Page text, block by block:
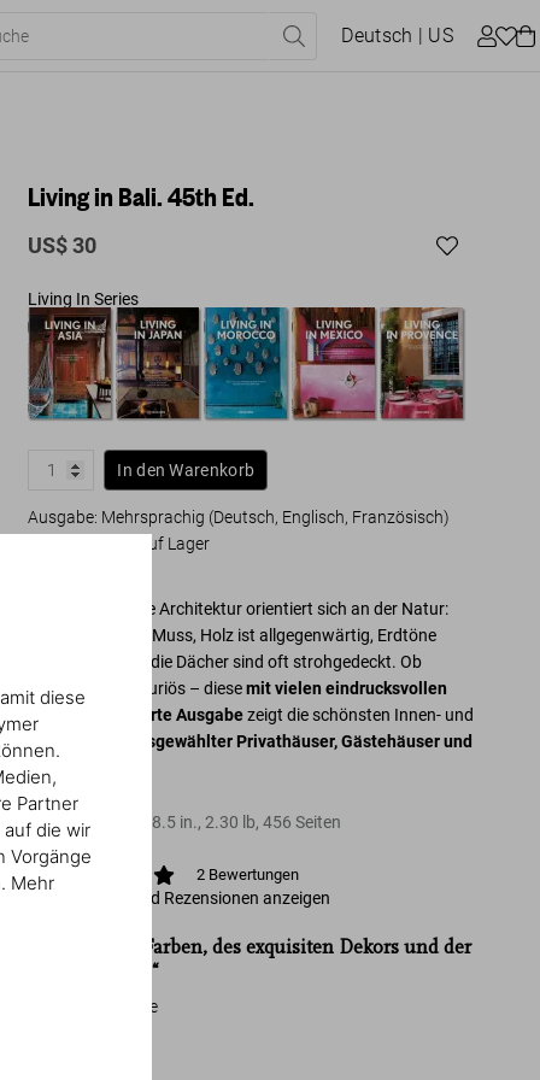
diese
Partner
die wir
Vorgänge
Mehr
Deutsch | US
Living in Bali. 45th Ed.
US$ 30
Living In Series
In den Warenkorb
Ausgabe: Mehrsprachig (Deutsch, Englisch, Französisch)
Auf Lager
Balis traditionelle Architektur orientiert sich an der Natur:
Wände sind kein Muss, Holz ist allgegenwärtig, Erdtöne
dominieren, und die Dächer sind oft strohgedeckt. Ob
schlicht oder luxuriös – diesemit vielen eindrucksvollen
Fotos aktualisierte Ausgabezeigt die schönsten Innen- und
ausgewählter Privathäuser, Gästehäuser und
Hotels
Hardcover 8.5 in.,2.30 lb,456 Seiten
2 Bewertungen
Bewertungen und Rezensionen anzeigen
„Ein Fest der Farben, des exquisiten Dekors und der
inneren Ruhe.“
Style Magazine